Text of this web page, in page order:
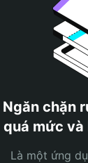
Ngăn chặn
quá mức và
Là một ứng